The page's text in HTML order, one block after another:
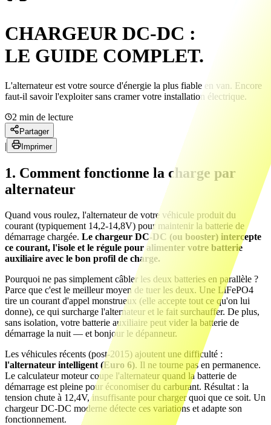
CHARGEUR DC-DC :
LE GUIDE COMPLET.
L'alternateur est votre source d'énergie la plus fiable en van. Encore
faut-il savoir l'exploiter sans cramer votre installation électrique.
2 min de lecture
Partager
| Imprimer
1. Comment fonctionne la charge par
alternateur
Quand vous roulez, l'alternateur de votre véhicule produit du
courant (typiquement 14,2-14,8V) pour maintenir la batterie de
démarrage chargée. Le chargeur DC-DC (ou booster) intercepte
ce courant, l'isole et le régule pour alimenter votre batterie
auxiliaire avec le bon profil de charge.
Pourquoi ne pas simplement câbler les deux batteries en parallèle ?
Parce que c'est le meilleur moyen de tuer les deux. Une LiFePO4
tire un courant d'appel monstrueux (elle accepte tout ce qu'on lui
donne), ce qui surcharge l'alternateur et le fait surchauffer. De plus,
sans isolation, votre batterie auxiliaire peut vider la batterie de
démarrage la nuit — et bonjour le dépanneur.
Les véhicules récents (post-2015) ajoutent une difficulté :
l'alternateur intelligent (Euro 6). Il ne tourne pas en permanence.
Le calculateur moteur coupe l'alternateur quand la batterie de
démarrage est pleine pour économiser du carburant. Résultat : la
tension chute à 12,4V, insuffisante pour charger quoi que ce soit. Un
chargeur DC-DC moderne détecte ces variations et adapte son
fonctionnement.